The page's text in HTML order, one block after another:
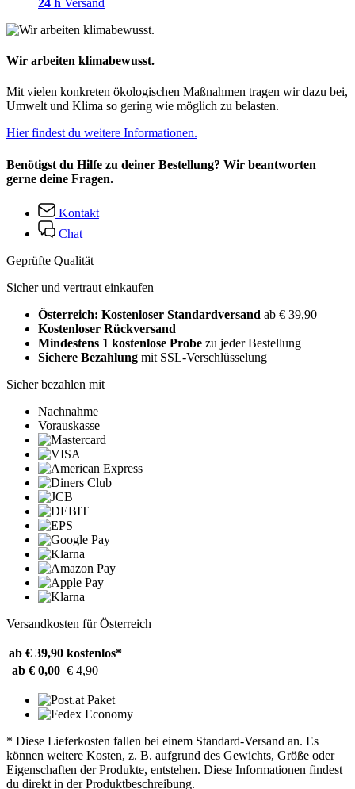
Wir arbeiten klimabewusst.
Mit vielen konkreten ökologischen Maßnahmen tragen wir dazu bei,
Umwelt und Klima so gering wie möglich zu belasten.
Hier findest du weitere Informationen.
Benötigst du Hilfe zu deiner Bestellung? Wir beantworten
gerne deine Fragen.
Kontakt
Chat
Geprüfte Qualität
Sicher und vertraut einkaufen
Österreich: Kostenloser Standardversand ab € 39,90
Kostenloser Rückversand
Mindestens 1 kostenlose Probe zu jeder Bestellung
Sichere Bezahlung mit SSL-Verschlüsselung
Sicher bezahlen mit
Nachnahme
Vorauskasse
Versandkosten für Österreich
ab € 39,90 kostenlos*
ab € 0,00 € 4,90
* Diese Lieferkosten fallen bei einem Standard-Versand an. Es
können weitere Kosten, z. B. aufgrund des Gewichts, Größe oder
Eigenschaften der Produkte, entstehen. Diese Informationen findest
du direkt in der Produktbeschreibung.